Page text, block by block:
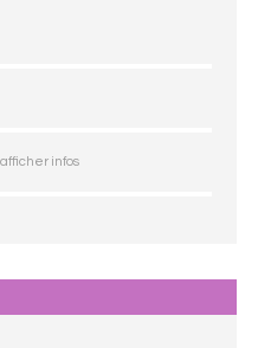
| afficher infos